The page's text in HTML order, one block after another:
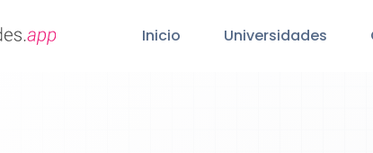
Inicio Universidades